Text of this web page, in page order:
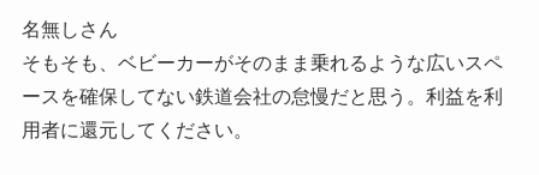
名無しさん
そもそも、ベビーカーがそのまま乗れるような広いスペ
ースを確保してない鉄道会社の怠慢だと思う。利益を利
用者に還元してください。